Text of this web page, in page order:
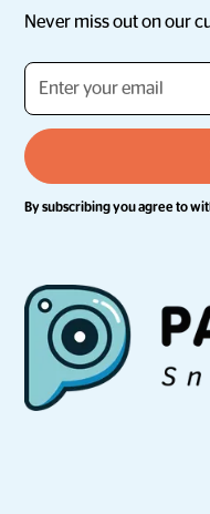
Never miss out on our
By subscribing you agree to